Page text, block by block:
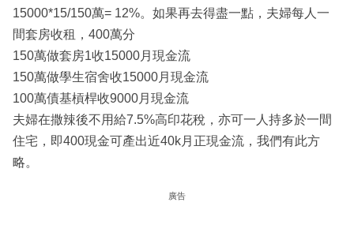
15000*15/150萬= 12%。如果再去得盡一點，夫婦每人一
間套房收租，400萬分
150萬做套房1收15000月現金流
150萬做學生宿舍收15000月現金流
100萬債基槓桿收9000月現金流
夫婦在撒辣後不用給7.5%高印花稅，亦可一人持多於一間
住宅，即400現金可產出近40k月正現金流，我們有此方
略。
廣告